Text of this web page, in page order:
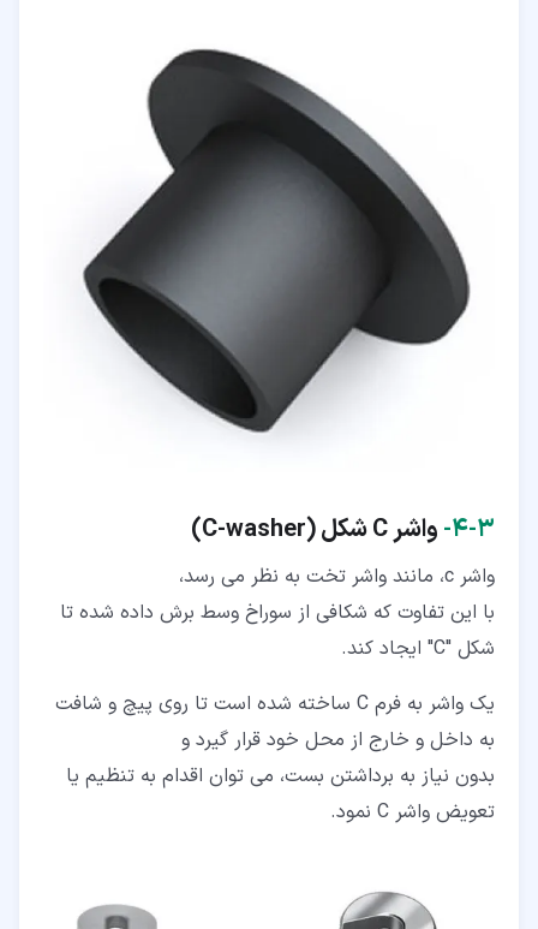
۳‏-‏۴‏- واشر C شکل (C-washer)
واشر c، مانند واشر تخت به نظر می رسد،
با این تفاوت که شکافی از سوراخ وسط برش داده شده تا
شکل "C" ایجاد کند.
یک واشر به فرم C ساخته شده است تا روی پیچ و شافت
به داخل و خارج از محل خود قرار گیرد و
بدون نیاز به برداشتن بست، می توان اقدام به تنظیم یا
تعویض واشر C نمود.